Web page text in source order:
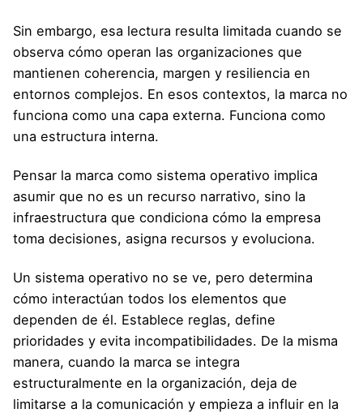
Sin embargo, esa lectura resulta limitada cuando se
observa cómo operan las organizaciones que
mantienen coherencia, margen y resiliencia en
entornos complejos. En esos contextos, la marca no
funciona como una capa externa. Funciona como
una estructura interna.
Pensar la marca como sistema operativo implica
asumir que no es un recurso narrativo, sino la
infraestructura que condiciona cómo la empresa
toma decisiones, asigna recursos y evoluciona.
Un sistema operativo no se ve, pero determina
cómo interactúan todos los elementos que
dependen de él. Establece reglas, define
prioridades y evita incompatibilidades. De la misma
manera, cuando la marca se integra
estructuralmente en la organización, deja de
limitarse a la comunicación y empieza a influir en la